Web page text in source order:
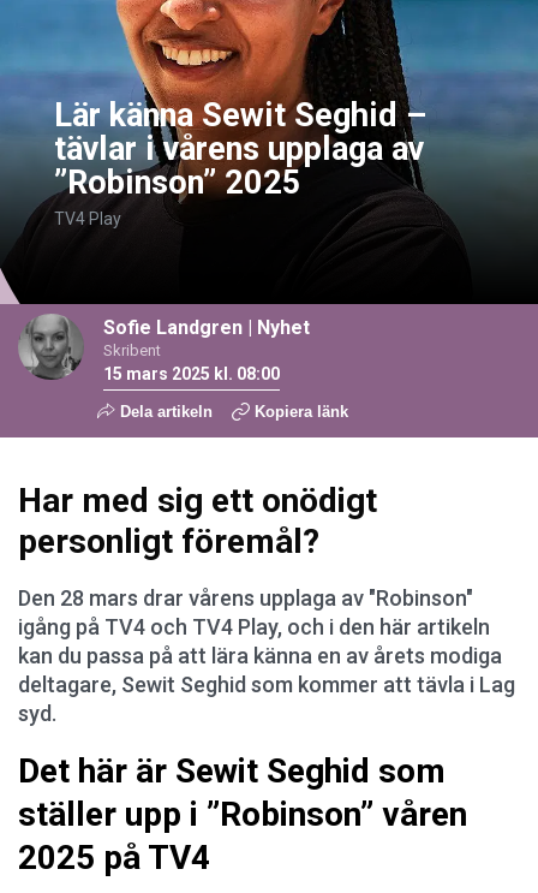
Lär känna Sewit Seghid –
tävlar i vårens upplaga av
”Robinson” 2025
TV4 Play
Sofie Landgren | Nyhet
Skribent
15 mars 2025 kl. 08:00
Dela artikeln Kopiera länk
Har med sig ett onödigt
personligt föremål?
Den 28 mars drar vårens upplaga av "Robinson"
igång på TV4 och TV4 Play, och i den här artikeln
kan du passa på att lära känna en av årets modiga
deltagare, Sewit Seghid som kommer att tävla i Lag
syd.
Det här är Sewit Seghid som
ställer upp i ”Robinson” våren
2025 på TV4